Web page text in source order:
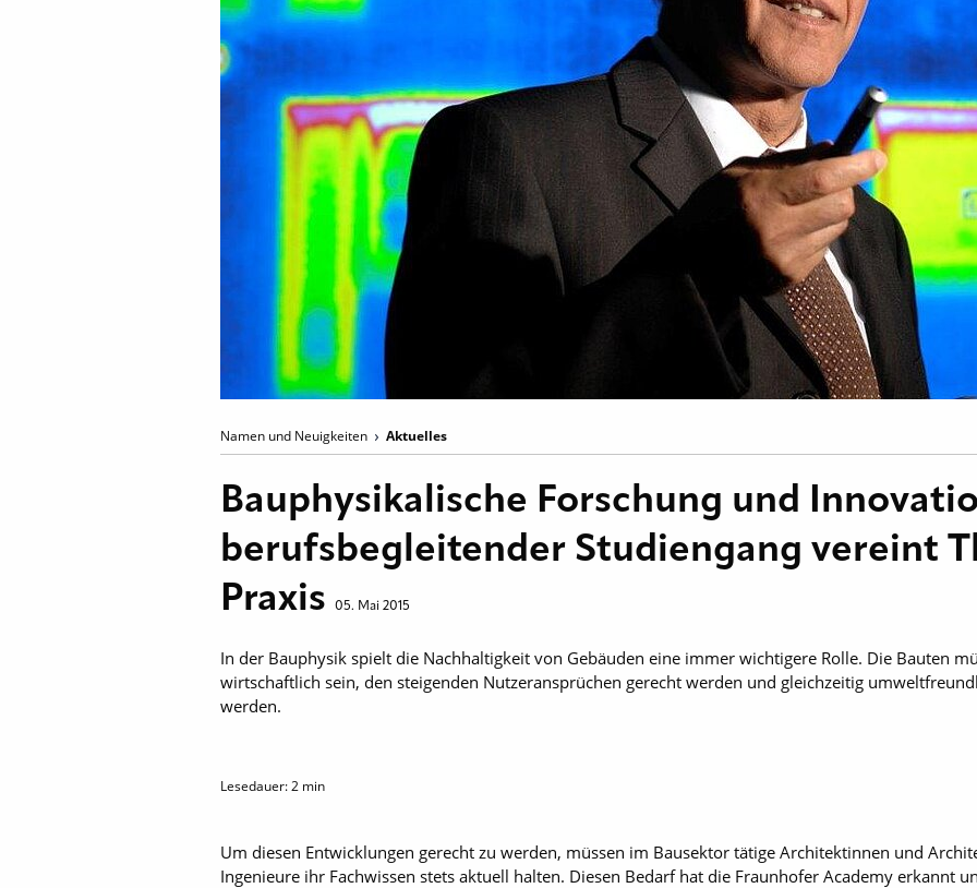
Namen und Neuigkeiten Aktuelles
Bauphysikalische Forschung und
berufsbegleitender Studiengang vereint
Praxis
05. Mai 2015
In der Bauphysik spielt die Nachhaltigkeit von Gebäuden eine immer wichtigere Rolle. Die Bauten
wirtschaftlich sein, den steigenden Nutzeransprüchen gerecht werden und gleichzeitig
werden.
Lesedauer:2 min
Um diesen Entwicklungen gerecht zu werden, müssen im Bausektor tätige Architektinnen und
Ingenieure ihr Fachwissen stets aktuell halten. Diesen Bedarf hat die Fraunhofer Academy erkannt